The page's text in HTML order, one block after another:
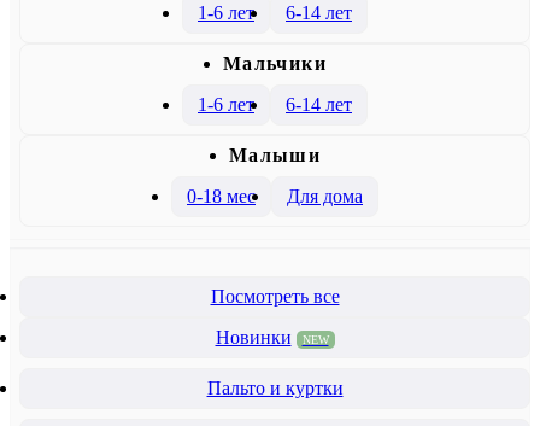
1-6 лет
6-14 лет
Mальчики
1-6 лет
6-14 лет
Малыши
0-18 мес
Для дома
Посмотреть все
Новинки
NEW
Пальто и куртки